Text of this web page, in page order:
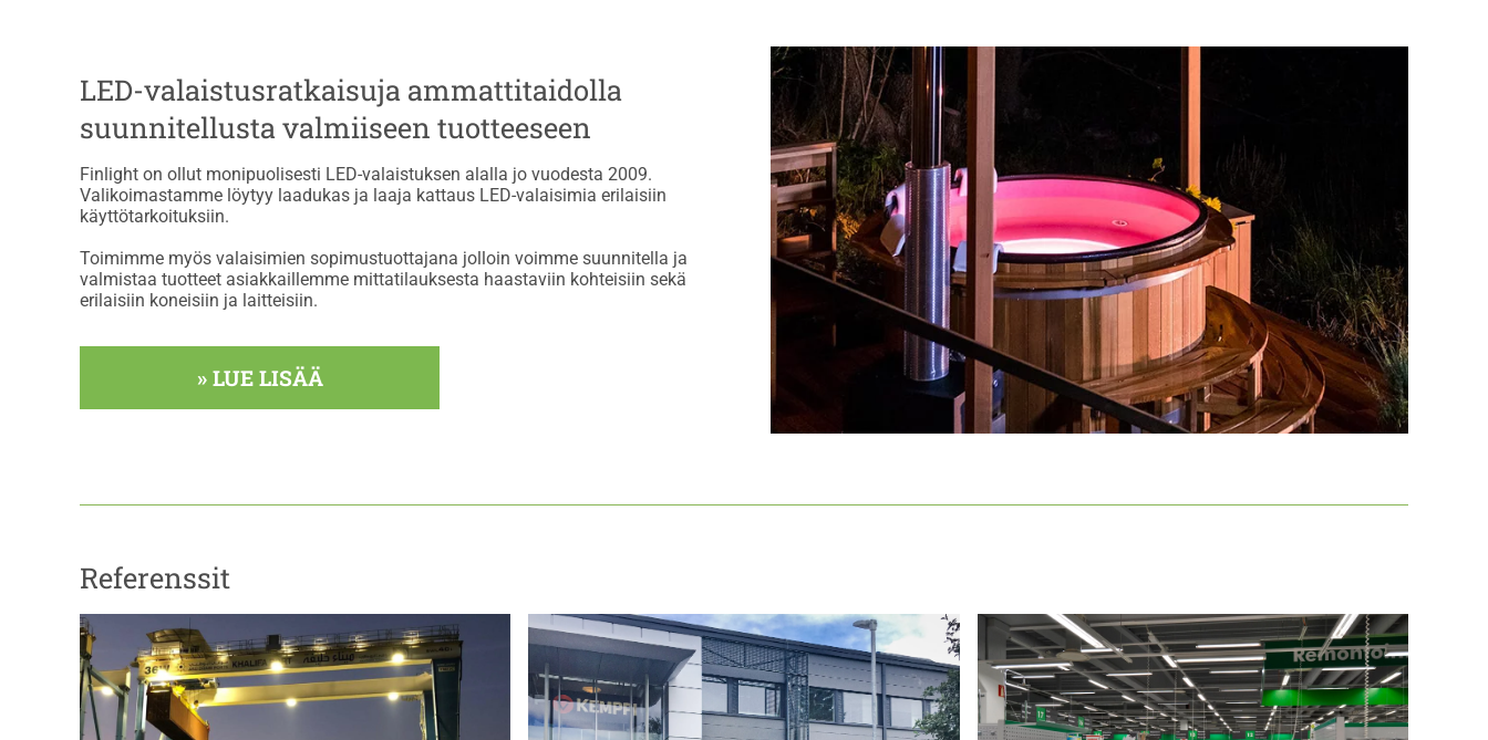
LED-valaistusratkaisuja ammattitaidolla
suunnitellusta valmiiseen tuotteeseen
Finlight on ollut monipuolisesti LED-valaistuksen alalla jo vuodesta 2009.
Valikoimastamme löytyy laadukas ja laaja kattaus LED-valaisimia erilaisiin
käyttötarkoituksiin.
Toimimme myös valaisimien sopimustuottajana jolloin voimme suunnitella ja
valmistaa tuotteet asiakkaillemme mittatilauksesta haastaviin kohteisiin sekä
erilaisiin koneisiin ja laitteisiin.
» LUE LISÄÄ
Referenssit